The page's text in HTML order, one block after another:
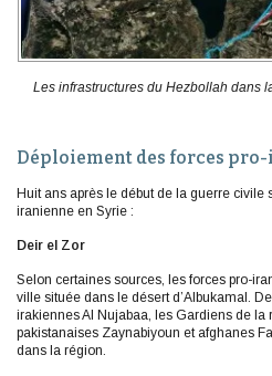
Les infrastructures du Hezbollah dans
Déploiement des forces
Huit ans après le début de la guerre civile
iranienne en Syrie :
Deir el Zor
Selon certaines sources, les forces pro-
ville située dans le désert d’Albukamal.
irakiennes Al Nujabaa, les Gardiens de la
pakistanaises Zaynabiyoun et afghanes
dans la région.